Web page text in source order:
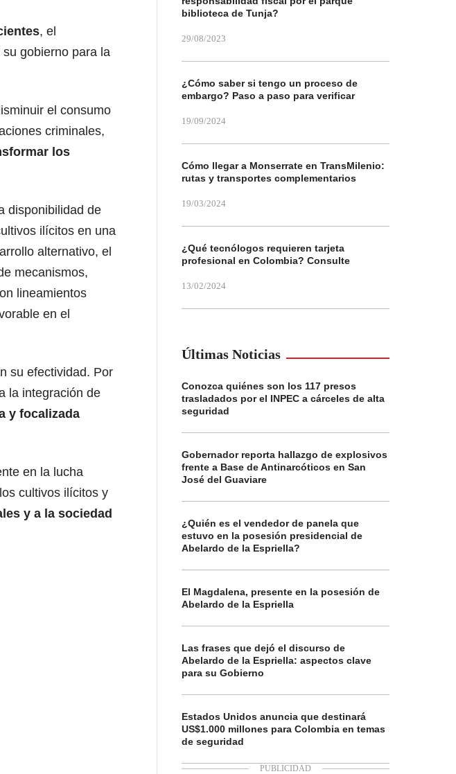
, el
gobierno para la
el consumo
criminales,
los
disponibilidad de
ilícitos en una
alternativo, el
mecanismos,
lineamientos
en el
su efectividad. Por
la integración de
y focalizada
en la lucha
cultivos ilícitos y
y a la sociedad
biblioteca de Tunja?
29/08/2023
¿Cómo saber si tengo un proceso de
embargo? Paso a paso para verificar
19/09/2024
Cómo llegar a Monserrate en TransMilenio:
rutas y transportes complementarios
19/03/2024
¿Qué tecnólogos requieren tarjeta
profesional en Colombia? Consulte
13/02/2024
Últimas Noticias
Conozca quiénes son los 117 presos
trasladados por el INPEC a cárceles de alta
seguridad
Gobernador reporta hallazgo de explosivos
frente a Base de Antinarcóticos en San
José del Guaviare
¿Quién es el vendedor de panela que
estuvo en la posesión presidencial de
Abelardo de la Espriella?
El Magdalena, presente en la posesión de
Abelardo de la Espriella
Las frases que dejó el discurso de
Abelardo de la Espriella: aspectos clave
para su Gobierno
Estados Unidos anuncia que destinará
US$1.000 millones para Colombia en temas
de seguridad